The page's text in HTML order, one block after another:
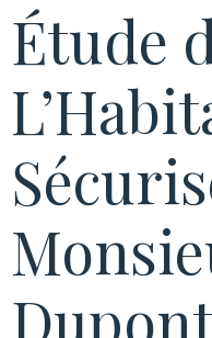
Étude